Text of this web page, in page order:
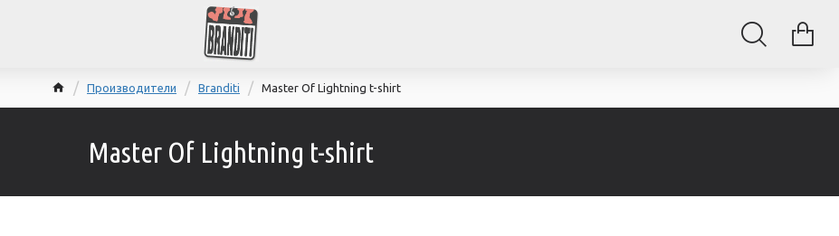
Производители Branditi Master Of Lightning t-shirt
Master Of Lightning t-shirt